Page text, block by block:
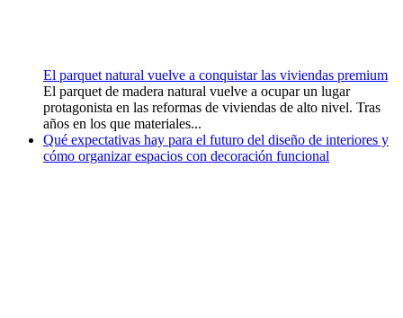
El parquet natural vuelve a conquistar las viviendas premium
El parquet de madera natural vuelve a ocupar un lugar
protagonista en las reformas de viviendas de alto nivel. Tras
años en los que materiales...
Qué expectativas hay para el futuro del diseño de interiores y
cómo organizar espacios con decoración funcional